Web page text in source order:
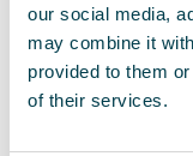
our social media,
may combine it
provided to them
of their services.
lösningar är
filtrerar och
12 000
marknaderna för
2022 hade